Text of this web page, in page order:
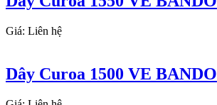
Giá: Liên hệ
Dây Curoa 1500 VE BANDO